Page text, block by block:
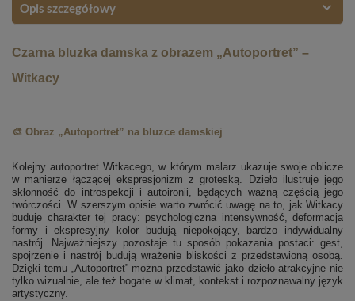
Opis szczegółowy
Czarna bluzka damska z obrazem „Autoportret” –
Witkacy
🎨 Obraz „Autoportret” na bluzce damskiej
Kolejny autoportret Witkacego, w którym malarz ukazuje swoje oblicze
w manierze łączącej ekspresjonizm z groteską. Dzieło ilustruje jego
skłonność do introspekcji i autoironii, będących ważną częścią jego
twórczości. W szerszym opisie warto zwrócić uwagę na to, jak Witkacy
buduje charakter tej pracy: psychologiczna intensywność, deformacja
formy i ekspresyjny kolor budują niepokojący, bardzo indywidualny
nastrój. Najważniejszy pozostaje tu sposób pokazania postaci: gest,
spojrzenie i nastrój budują wrażenie bliskości z przedstawioną osobą.
Dzięki temu „Autoportret” można przedstawić jako dzieło atrakcyjne nie
tylko wizualnie, ale też bogate w klimat, kontekst i rozpoznawalny język
artystyczny.